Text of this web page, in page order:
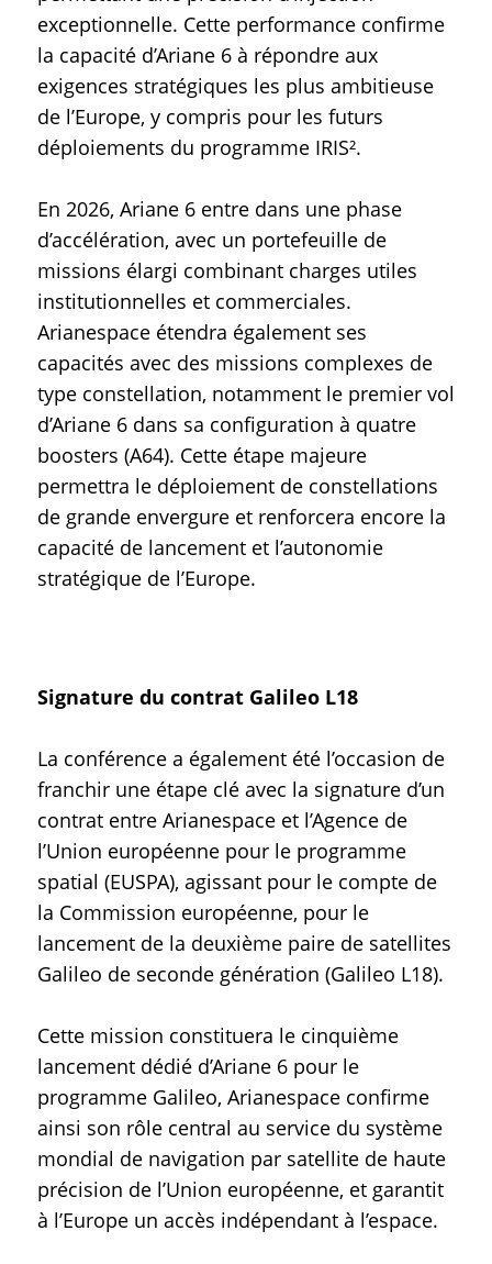
exceptionnelle. Cette performance confirme
la capacité d’Ariane 6 à répondre aux
exigences stratégiques les plus ambitieuse
de l’Europe, y compris pour les futurs
déploiements du programme IRIS².
En 2026, Ariane 6 entre dans une phase
d’accélération, avec un portefeuille de
missions élargi combinant charges utiles
institutionnelles et commerciales.
Arianespace étendra également ses
capacités avec des missions complexes de
type constellation, notamment le premier vol
d’Ariane 6 dans sa configuration à quatre
boosters (A64). Cette étape majeure
permettra le déploiement de constellations
de grande envergure et renforcera encore la
capacité de lancement et l’autonomie
stratégique de l’Europe.
Signature du contrat Galileo L18
La conférence a également été l’occasion de
franchir une étape clé avec la signature d’un
contrat entre Arianespace et l’Agence de
l’Union européenne pour le programme
spatial (EUSPA), agissant pour le compte de
la Commission européenne, pour le
lancement de la deuxième paire de satellites
Galileo de seconde génération (Galileo L18).
Cette mission constituera le cinquième
lancement dédié d’Ariane 6 pour le
programme Galileo, Arianespace confirme
ainsi son rôle central au service du système
mondial de navigation par satellite de haute
précision de l’Union européenne, et garantit
à l’Europe un accès indépendant à l’espace.